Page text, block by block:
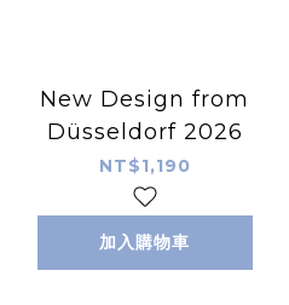
New Design from
Düsseldorf 2026
NT$1,190
加入購物車